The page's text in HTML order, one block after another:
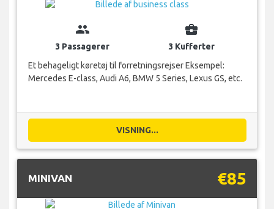
group
3 Passagerer
business_center
3 Kufferter
Et behageligt køretøj til forretningsrejser Eksempel:
Mercedes E-class, Audi A6, BMW 5 Series, Lexus GS, etc.
VISNING...
MINIVAN €85